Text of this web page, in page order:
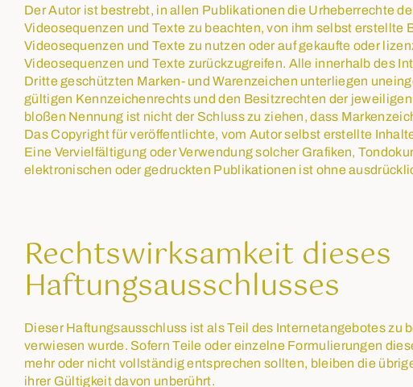
Der Autor ist bestrebt, in allen Publikationen die Urheberrechte
Videosequenzen und Texte zu beachten, von ihm selbst erstellte
Videosequenzen und Texte zu nutzen oder auf gekaufte oder
Videosequenzen und Texte zurückzugreifen. Alle innerhalb des
Dritte geschützten Marken- und Warenzeichen unterliegen
gültigen Kennzeichenrechts und den Besitzrechten der
bloßen Nennung ist nicht der Schluss zu ziehen, dass
Das Copyright für veröffentlichte, vom Autor selbst erstellte
Eine Vervielfältigung oder Verwendung solcher Grafiken,
elektronischen oder gedruckten Publikationen ist ohne
Rechtswirksamkeit dieses
Haftungsausschlusses
Dieser Haftungsausschluss ist als Teil des Internetangebotes zu
verwiesen wurde. Sofern Teile oder einzelne Formulierungen
mehr oder nicht vollständig entsprechen sollten, bleiben die
ihrer Gültigkeit davon unberührt.